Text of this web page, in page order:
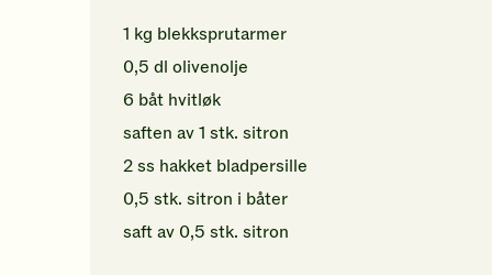
1 kg blekksprutarmer
0,5 dl olivenolje
6 båt hvitløk
saften av1 stk. sitron
2ss hakket bladpersille
0,5 stk. sitron i båter
saft av 0,5 stk. sitron